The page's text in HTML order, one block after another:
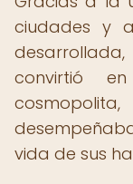
ciudades y
convirtió
vida de sus